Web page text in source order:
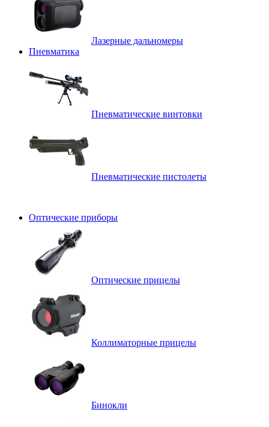
Лазерные дальномеры
Пневматика
Пневматические винтовки
Пневматические пистолеты
Оптические приборы
Оптические прицелы
Коллиматорные прицелы
Бинокли